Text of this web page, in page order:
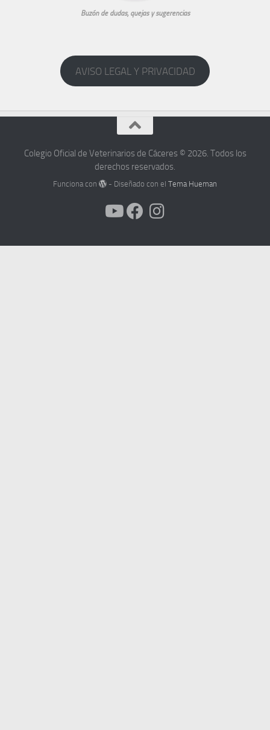
Buzón de dudas, quejas y sugerencias
AVISO LEGAL Y PRIVACIDAD
Colegio Oficial de Veterinarios de Cáceres © 2026. Todos los
derechos reservados.
Funciona con - Diseñado con elTema Hueman